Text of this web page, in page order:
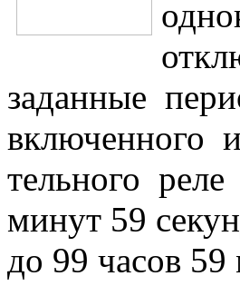
заданные
включенного
тельного
минут 59
до 99 часов